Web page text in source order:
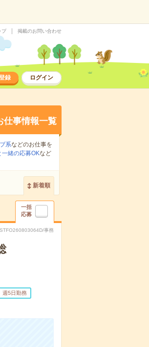
プ 掲載のお問い合わせ
録 ログイン
仕事情報一覧
系などのお仕事を
一緒の応募OKなど
新着順
一括
応募
事務
週5日勤務